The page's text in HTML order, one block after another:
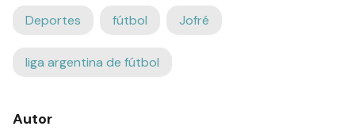
Deportes fútbol Jofré
liga argentina de fútbol
Autor